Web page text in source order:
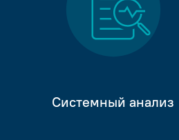
Системный анализ